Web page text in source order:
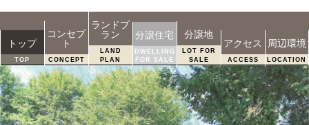
トップ
TOP
コンセプ
ト
CONCEPT
ランドプ
ラン
LAND
PLAN
分譲住宅
DWELLING
FOR SALE
分譲地
LOT FOR
SALE
アクセス
ACCESS
周辺環境
LOCATION